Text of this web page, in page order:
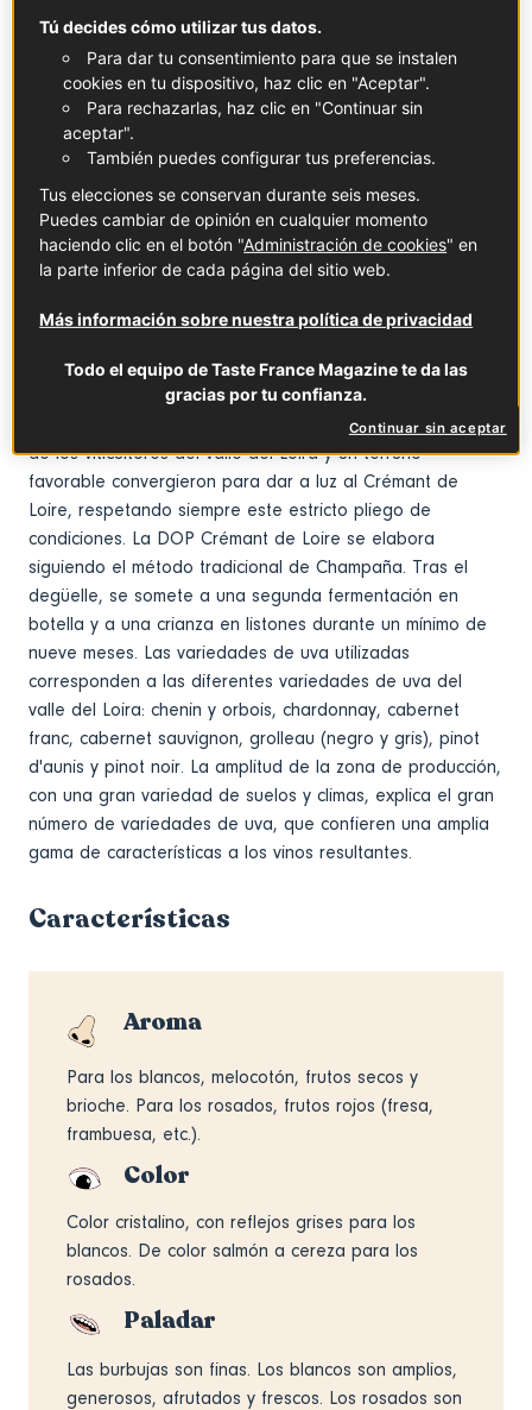
La denominación de origen protegida de
Crémant de Loire designa un vino espumoso
de finas burbujas, nacido en la década de los
70 tras el establecimiento de un estricto
pliego de condiciones sobre la producción
nacional de crémant por parte del INAO.
Lo que hay que saber
El valle del Loira acumula una larga tradición en la
Crémant de Loire nació a partir de la elaboración por
parte del INAO de un pliego de condiciones que regula la
producción de crémant a nivel nacional. El saber hacer
de los viticultores del valle del Loira y un terruño
favorable convergieron para dar a luz al Crémant de
Loire, respetando siempre este estricto pliego de
condiciones. La DOP Crémant de Loire se elabora
siguiendo el método tradicional de Champaña. Tras el
degüelle, se somete a una segunda fermentación en
botella y a una crianza en listones durante un mínimo de
nueve meses. Las variedades de uva utilizadas
corresponden a las diferentes variedades de uva del
valle del Loira: chenin y orbois, chardonnay, cabernet
franc, cabernet sauvignon, grolleau (negro y gris), pinot
d'aunis y pinot noir. La amplitud de la zona de producción,
con una gran variedad de suelos y climas, explica el gran
número de variedades de uva, que confieren una amplia
gama de características a los vinos resultantes.
Características
Aroma
Para los blancos, melocotón, frutos secos y
brioche. Para los rosados, frutos rojos (fresa,
frambuesa, etc.).
Color
Color cristalino, con reflejos grises para los
blancos. De color salmón a cereza para los
rosados.
Paladar
Las burbujas son finas. Los blancos son amplios,
generosos, afrutados y frescos. Los rosados son
Tú decides cómo utilizar tus datos.
Para dar tu consentimiento para que se instalen
cookies en tu dispositivo, haz clic en "Aceptar".
Para rechazarlas, haz clic en "Continuar sin
aceptar".
También puedes configurar tus preferencias.
Tus elecciones se conservan durante seis meses.
Puedes cambiar de opinión en cualquier momento
haciendo clic en el botón "Administración de cookies" en
la parte inferior de cada página del sitio web.
Más información sobre nuestra política de privacidad
Todo el equipo de Taste France Magazine te da las
gracias por tu confianza.
Continuar sin aceptar